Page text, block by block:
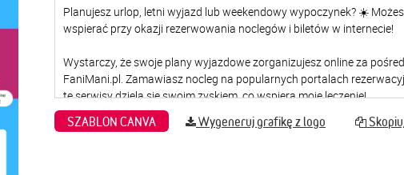
SZABLON CANVA Wygeneruj grafikę z logo